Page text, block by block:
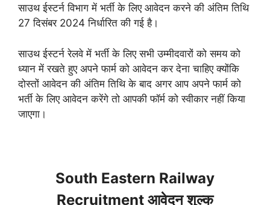
साउथ ईस्टर्न विभाग में भर्ती के लिए आवेदन करने की अंतिम तिथि
27 दिसंबर 2024 निर्धारित की गई है।
साउथ ईस्टर्न रेलवे में भर्ती के लिए सभी उम्मीदवारों को समय को
ध्यान में रखते हुए अपने फार्म को आवेदन कर देना चाहिए क्योंकि
दोस्तों आवेदन की अंतिम तिथि के बाद अगर आप अपने फार्म को
भर्ती के लिए आवेदन करेंगे तो आपकी फॉर्म को स्वीकार नहीं किया
जाएगा।
South Eastern Railway
Recruitment आवेदन शुल्क